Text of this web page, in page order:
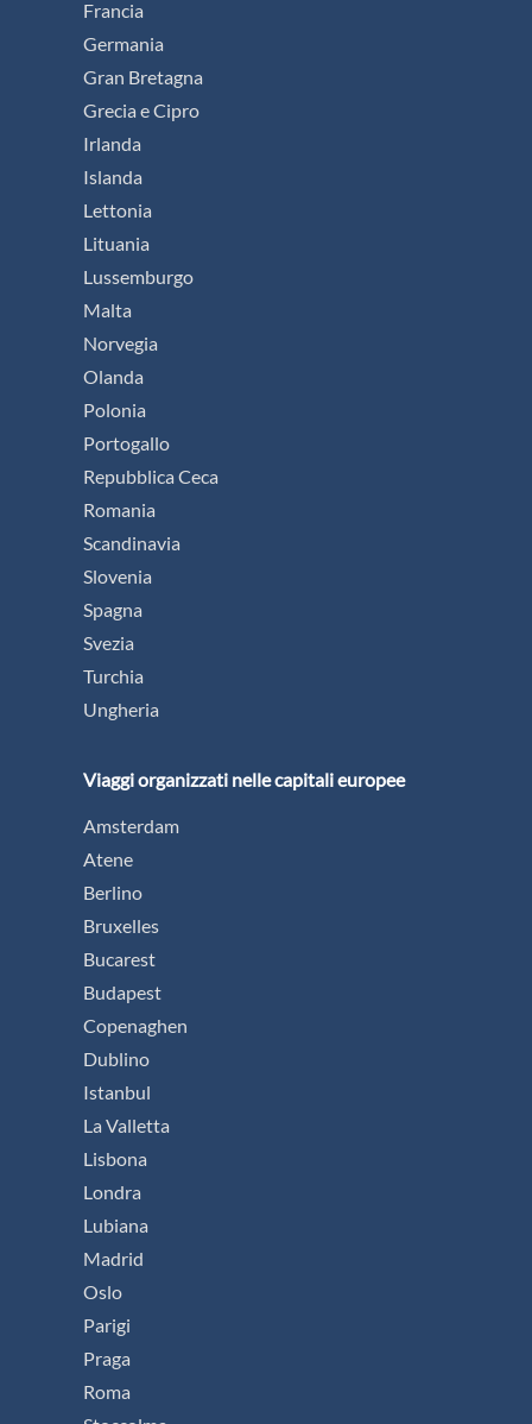
Francia
Germania
Gran Bretagna
Grecia e Cipro
Irlanda
Islanda
Lettonia
Lituania
Lussemburgo
Malta
Norvegia
Olanda
Polonia
Portogallo
Repubblica Ceca
Romania
Scandinavia
Slovenia
Spagna
Svezia
Turchia
Ungheria
Viaggi organizzati nelle capitali europee
Amsterdam
Atene
Berlino
Bruxelles
Bucarest
Budapest
Copenaghen
Dublino
Istanbul
La Valletta
Lisbona
Londra
Lubiana
Madrid
Oslo
Parigi
Praga
Roma